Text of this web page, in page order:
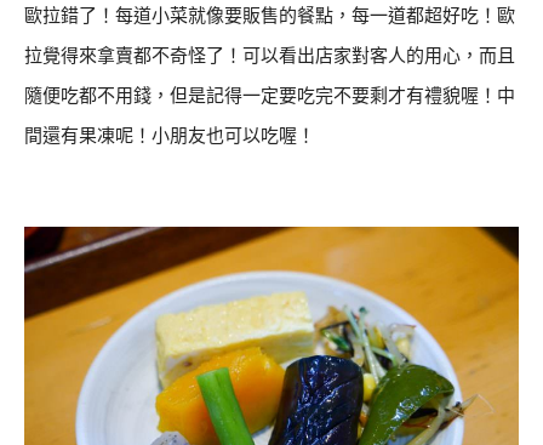
歐拉錯了！每道小菜就像要販售的餐點，每一道都超好吃！歐
拉覺得來拿賣都不奇怪了！可以看出店家對客人的用心，而且
隨便吃都不用錢，但是記得一定要吃完不要剩才有禮貌喔！中
間還有果凍呢！小朋友也可以吃喔！